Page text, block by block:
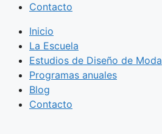
Contacto
Inicio
La Escuela
Estudios de Diseño de Moda
Programas anuales
Blog
Contacto